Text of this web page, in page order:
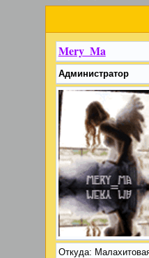
Mery_Ma
Администратор
Откуда: